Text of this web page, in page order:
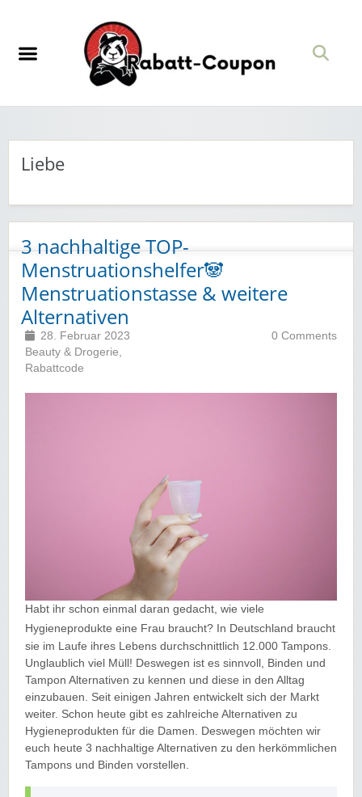
Liebe
3 nachhaltige TOP-
Menstruationshelfer🐼
Menstruationstasse & weitere
Alternativen
28. Februar 2023
Beauty & Drogerie
Rabattcode
0 Comments
Habt ihr schon einmal daran gedacht, wie viele
Hygieneprodukte eine Frau braucht? In Deutschland braucht
sie im Laufe ihres Lebens durchschnittlich 12.000 Tampons.
Unglaublich viel Müll! Deswegen ist es sinnvoll, Binden und
Tampon Alternativen zu kennen und diese in den Alltag
einzubauen. Seit einigen Jahren entwickelt sich der Markt
weiter. Schon heute gibt es zahlreiche Alternativen zu
Hygieneprodukten für die Damen. Deswegen möchten wir
euch heute 3 nachhaltige Alternativen zu den herkömmlichen
Tampons und Binden vorstellen.